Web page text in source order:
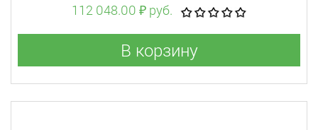
112 048.00 ₽ руб.
В корзину